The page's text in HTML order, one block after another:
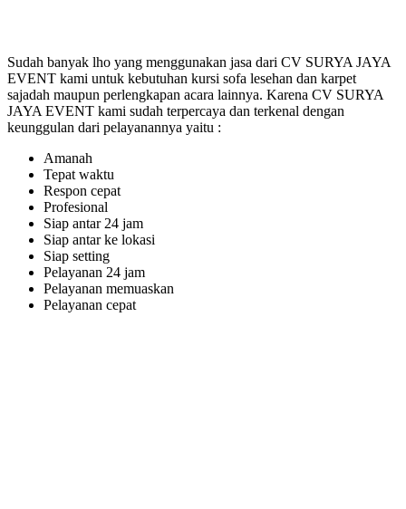
Sudah banyak lho yang menggunakan jasa dari CV SURYA JAYA
EVENT kami untuk kebutuhan kursi sofa lesehan dan karpet
sajadah maupun perlengkapan acara lainnya. Karena CV SURYA
JAYA EVENT kami sudah terpercaya dan terkenal dengan
keunggulan dari pelayanannya yaitu :
Amanah
Tepat waktu
Respon cepat
Profesional
Siap antar 24 jam
Siap antar ke lokasi
Siap setting
Pelayanan 24 jam
Pelayanan memuaskan
Pelayanan cepat